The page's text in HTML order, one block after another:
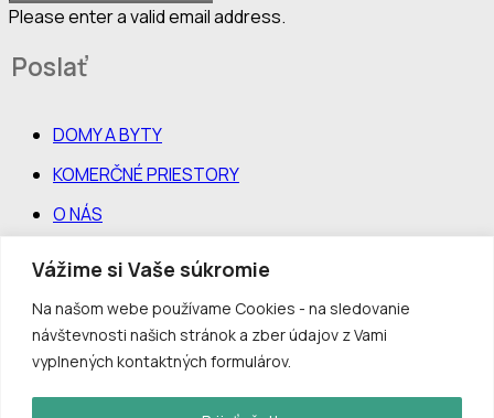
Vážime si Vaše súkromie
Na našom webe používame Cookies - na sledovanie
návštevnosti našich stránok a zber údajov z Vami
vyplnených kontaktných formulárov.
Please enter a valid email address.
Poslať
DOMY A BYTY
KOMERČNÉ PRIESTORY
O NÁS
Facebook
Instagram
FAKTURAČNÉ ÚDAJE:
Lectus s.r.o., Limbová 3056/11, 010 07 Žilina
IČO 44 017 464 / IČ DPH SK2022550618